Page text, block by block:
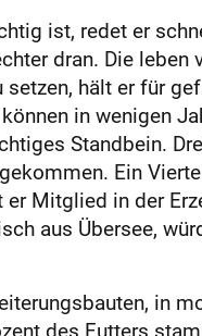
ist, redet er
dran. Die leben
hält er für
in wenigen
Standbein.
Ein
Mitglied in der
aus Übersee,
in